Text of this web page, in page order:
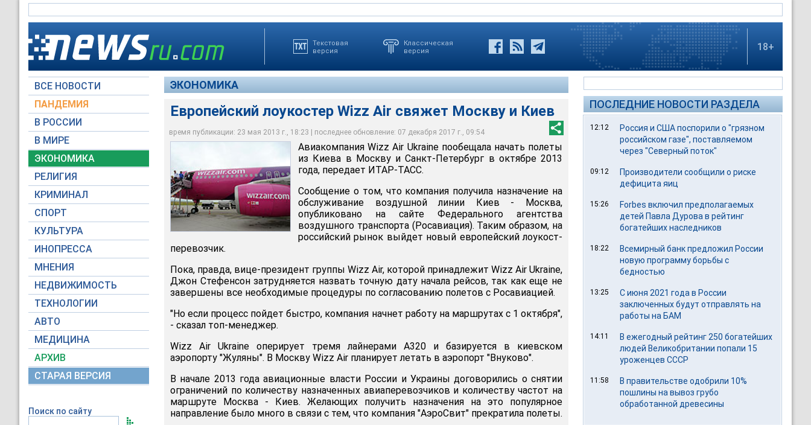
Текстовая
версия
Классическая
версия
18+
ВСЕ НОВОСТИ
ПАНДЕМИЯ
В РОССИИ
В МИРЕ
ЭКОНОМИКА
РЕЛИГИЯ
КРИМИНАЛ
СПОРТ
КУЛЬТУРА
ИНОПРЕССА
МНЕНИЯ
НЕДВИЖИМОСТЬ
ТЕХНОЛОГИИ
АВТО
МЕДИЦИНА
АРХИВ
СТАРАЯ ВЕРСИЯ
Поиск по сайту
ЭКОНОМИКА
Европейский лоукостер Wizz Air свяжет Москву и Киев
время публикации: 23 мая 2013 г., 18:23 | последнее обновление: 07 декабря 2017 г., 09:54
Европейский лоукостер Wizz Air свяжет Москву и Киев
Global Look Press
Авиакомпания Wizz Air Ukraine пообещала начать полеты
из Киева в Москву и Санкт-Петербург в октябре 2013
года, передает ИТАР-ТАСС.
Сообщение о том, что компания получила назначение на
обслуживание воздушной линии Киев - Москва,
опубликовано на сайте Федерального агентства
воздушного транспорта (Росавиация). Таким образом, на
российский рынок выйдет новый европейский лоукост-
перевозчик.
Пока, правда, вице-президент группы Wizz Air, которой принадлежит Wizz Air Ukraine,
Джон Стефенсон затрудняется назвать точную дату начала рейсов, так как еще не
завершены все необходимые процедуры по согласованию полетов с Росавиацией.
"Но если процесс пойдет быстро, компания начнет работу на маршрутах с 1 октября",
- сказал топ-менеджер.
Wizz Air Ukraine оперирует тремя лайнерами A320 и базируется в киевском
аэропорту "Жуляны". В Москву Wizz Air планирует летать в аэропорт "Внуково".
В начале 2013 года авиационные власти России и Украины договорились о снятии
ограничений по количеству назначенных авиаперевозчиков и количеству частот на
маршруте Москва - Киев. Желающих получить назначения на это популярное
направление было много в связи с тем, что компания "АэроСвит" прекратила полеты.
ПОСЛЕДНИЕ НОВОСТИ РАЗДЕЛА
12:12
Россия и США поспорили о "грязном
российском газе", поставляемом
через "Северный поток"
09:12
Производители сообщили о риске
дефицита яиц
15:26
Forbes включил предполагаемых
детей Павла Дурова в рейтинг
богатейших наследников
18:22
Всемирный банк предложил России
новую программу борьбы с
бедностью
13:25
С июня 2021 года в России
заключенных будут отправлять на
работы на БАМ
14:11
В ежегодный рейтинг 250 богатейших
людей Великобритании попали 15
уроженцев СССР
11:58
В правительстве одобрили 10%
пошлины на вывоз грубо
обработанной древесины